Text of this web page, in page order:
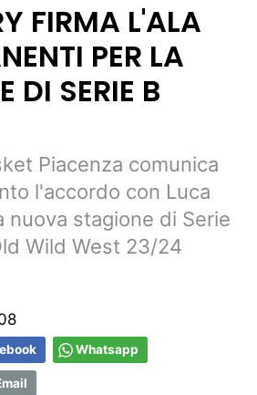
FIRMA L'ALA
PER LA
DI SERIE B
Piacenza comunica
l'accordo con Luca
nuova stagione di Serie
Wild West 23/24
Whatsapp